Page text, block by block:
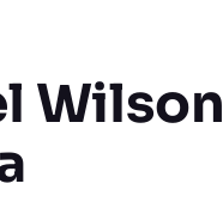
Wilson